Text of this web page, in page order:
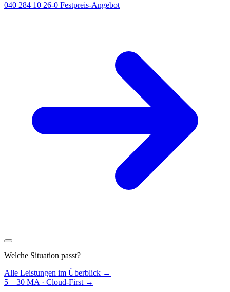
040 284 10 26-0 Festpreis-Angebot
Welche Situation passt?
Alle Leistungen im Überblick →
5 – 30 MA · Cloud-First →